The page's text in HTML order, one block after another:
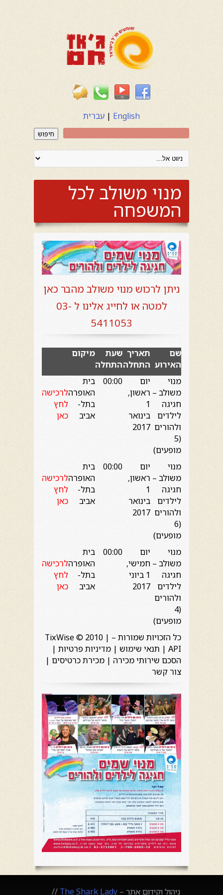
English
| עברית
חיפוש
מנוי משולב לכל
המשפחה
ניתן לרכוש מנוי משולב מהבר כאן
למטה או לחייג אלינו ל 03-
5411053
שם
האירוע
תאריך
התחלה
שעת
התחלה
מיקום
מנוי
משולב –
חגיגה
לילדים
ולהורים
(5
מופעים)
יום
ראשון,
1
בינואר
2017
00:00
בית
האופרה
בתל-
אביב
לרכישה
לחץ
כאן
מנוי
משולב –
חגיגה
לילדים
ולהורים
(6
מופעים)
יום
ראשון,
1
בינואר
2017
00:00
בית
האופרה
בתל-
אביב
לרכישה
לחץ
כאן
מנוי
משולב –
חגיגה
לילדים
ולהורים
(4
מופעים)
יום
חמישי,
1 ביוני
2017
00:00
בית
האופרה
בתל-
אביב
לרכישה
לחץ
כאן
כל הזכויות שמורות – TixWise © 2010 |
API | תנאי שימוש | מדיניות פרטיות |
הסכם שירותי מכירה | מכירת כרטיסים |
צור קשר
ניהול וקידום אתר – The Shark Lady
//